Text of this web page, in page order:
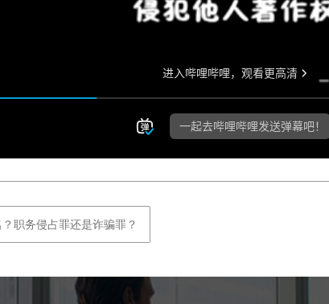
职务侵占罪还是诈骗罪？